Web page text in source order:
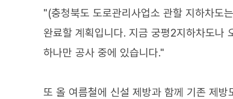
"(충청북도 도로관리사업소 관할 지하차도
완료할 계획입니다. 지금 궁평2지하차도나
하나만 공사 중에 있습니다."
또 올 여름철에 신설 제방과 함께 기존 제